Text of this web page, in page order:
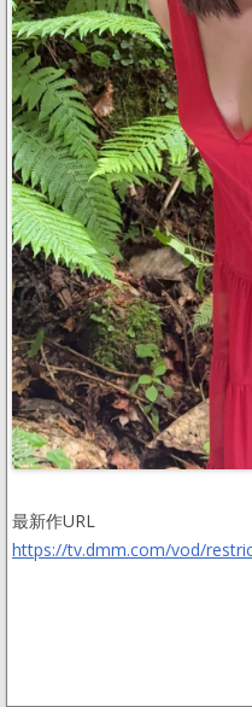
最新作URL
https://tv.dmm.com/vod/